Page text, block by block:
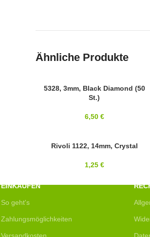
Ähnliche Produkte
SWAROVSKI
5328, 3mm, Black Diamond (50
St.)
6,50 €
14MMRivoli 1122, 14mm, Crystal
1,25 €
EINKAUFEN
So geht's
Zahlungsmöglichkeiten